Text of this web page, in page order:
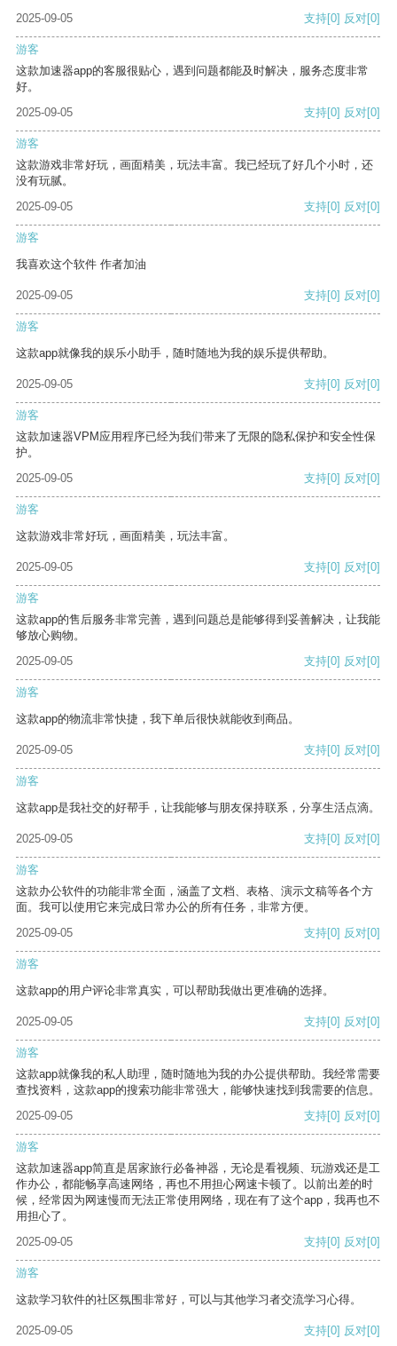
2025-09-05 支持[0] 反对[0]
游客
这款加速器app的客服很贴心，遇到问题都能及时解决，服务态度非常
好。
2025-09-05
支持[0] 反对[0]
游客
这款游戏非常好玩，画面精美，玩法丰富。我已经玩了好几个小时，还
没有玩腻。
2025-09-05
支持[0] 反对[0]
游客
我喜欢这个软件 作者加油
2025-09-05 支持[0] 反对[0]
游客
这款app就像我的娱乐小助手，随时随地为我的娱乐提供帮助。
2025-09-05 支持[0] 反对[0]
游客
这款加速器VPM应用程序已经为我们带来了无限的隐私保护和安全性保
护。
2025-09-05
支持[0] 反对[0]
游客
这款游戏非常好玩，画面精美，玩法丰富。
2025-09-05 支持[0] 反对[0]
游客
这款app的售后服务非常完善，遇到问题总是能够得到妥善解决，让我能
够放心购物。
2025-09-05
支持[0] 反对[0]
游客
这款app的物流非常快捷，我下单后很快就能收到商品。
2025-09-05 支持[0] 反对[0]
游客
这款app是我社交的好帮手，让我能够与朋友保持联系，分享生活点滴。
2025-09-05 支持[0] 反对[0]
游客
这款办公软件的功能非常全面，涵盖了文档、表格、演示文稿等各个方
面。我可以使用它来完成日常办公的所有任务，非常方便。
2025-09-05
支持[0] 反对[0]
游客
这款app的用户评论非常真实，可以帮助我做出更准确的选择。
2025-09-05 支持[0] 反对[0]
游客
这款app就像我的私人助理，随时随地为我的办公提供帮助。我经常需要
查找资料，这款app的搜索功能非常强大，能够快速找到我需要的信息。
2025-09-05
支持[0] 反对[0]
游客
这款加速器app简直是居家旅行必备神器，无论是看视频、玩游戏还是工
作办公，都能畅享高速网络，再也不用担心网速卡顿了。以前出差的时
候，经常因为网速慢而无法正常使用网络，现在有了这个app，我再也不
用担心了。
2025-09-05
支持[0] 反对[0]
游客
这款学习软件的社区氛围非常好，可以与其他学习者交流学习心得。
2025-09-05 支持[0] 反对[0]